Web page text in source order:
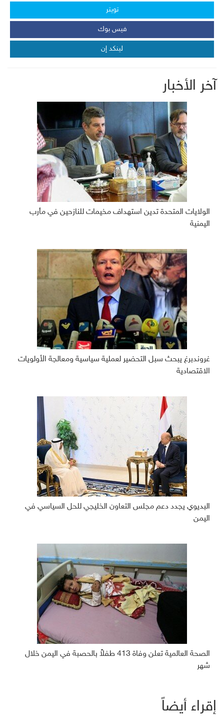
تويتر
فيس بوك
لينكد إن
آخر الأخبار
الولايات المتحدة تدين استهداف مخيمات للنازحين في مأرب
اليمنية
غروندبرغ يبحث سبل التحضير لعملية سياسية ومعالجة الأولويات
الاقتصادية
البديوي يجدد دعم مجلس التعاون الخليجي للحل السياسي في
اليمن
الصحة العالمية تعلن وفاة 413 طفلاً بالحصبة في اليمن خلال
شهر
إقراء أيضاً